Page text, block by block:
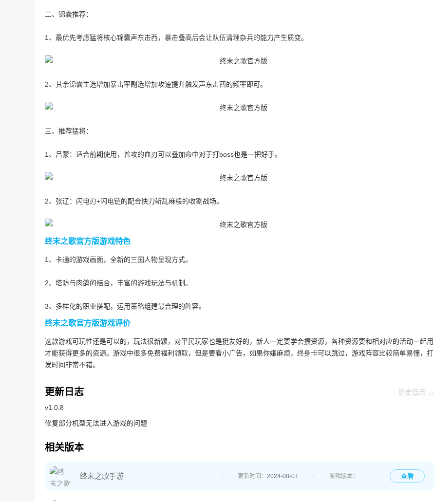
二、锦囊推荐：
1、最优先考虑猛将核心锦囊声东击西，暴击叠高后会让队伍清理杂兵的能力产生质变。
2、其余锦囊主选增加暴击率副选增加攻速提升触发声东击西的频率即可。
三、推荐猛将：
1、吕蒙：适合前期使用，普攻的血刃可以叠加命中对于打boss也是一把好手。
2、张辽：闪电刃+闪电链的配合快刀斩乱麻般的收割战场。
终末之歌官方版游戏特色
1、卡通的游戏画面，全新的三国人物呈现方式。
2、塔防与肉鸽的结合，丰富的游戏玩法与机制。
3、多样化的职业搭配，运用策略组建最合理的阵容。
终末之歌官方版游戏评价
这款游戏可玩性还是可以的，玩法很新颖，对平民玩家也是挺友好的，新人一定要学会攒资源，各种资源要和相对应的活动一起用
才能获得更多的资源。游戏中很多免费福利领取，但是要看小广告，如果你嫌麻烦，终身卡可以跳过，游戏阵容比较简单易懂，打
发时间非常不错。
更新日志
历史日志 →
v1.0.8
修复部分机型无法进入游戏的问题
相关版本
终末之歌手游 更新时间： 2024-08-07 游戏版本： 查看